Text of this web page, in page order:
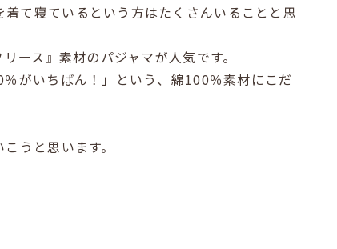
て寝ているという方はたくさんいることと思
ース』素材のパジャマが人気です。
がいちばん！」という、綿100％素材にこだ
うと思います。